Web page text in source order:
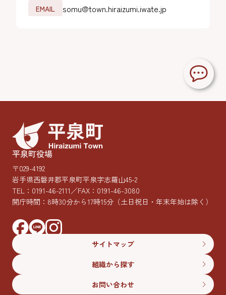
EMAIL somu@town.hiraizumi.iwate.jp
平泉町役場
〒029-4192
岩手県西磐井郡平泉町平泉字志羅山45-2
TEL： 0191-46-2111／FAX：0191-46-3080
開庁時間：8時30分から17時15分 （土日祝日・年末年始は除く）
サイトマップ
組織から探す
お問い合わせ